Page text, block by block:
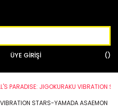
ÜYE GİRİŞİ
PARADISE: JIGOKURAKU VIBRATION